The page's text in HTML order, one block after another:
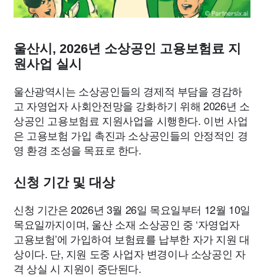
울산시, 2026년 소상공인 고용보험료 지
원사업 실시
울산광역시는 소상공인들의 경제적 부담을 경감하
고 자영업자 사회안전망을 강화하기 위해 2026년 소
상공인 고용보험료 지원사업을 시행한다. 이번 사업
은 고용보험 가입 촉진과 소상공인들의 안정적인 경
영 환경 조성을 목표로 한다.
신청 기간 및 대상
신청 기간은 2026년 3월 26일 목요일부터 12월 10일
목요일까지이며, 울산 소재 소상공인 중 ‘자영업자
고용보험’에 가입하여 보험료를 납부한 자가 지원 대
상이다. 단, 지원 도중 사업자 변경이나 소상공인 자
격 상실 시 지원이 중단된다.